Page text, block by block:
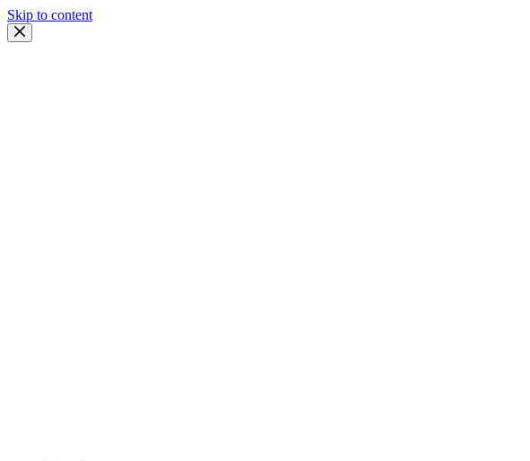
Skip to content